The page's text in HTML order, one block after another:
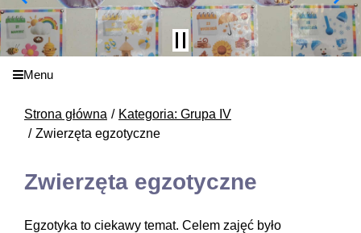
Menu
Strona główna
Kategoria: Grupa IV
Zwierzęta egzotyczne
Zwierzęta egzotyczne
Egzotyka to ciekawy temat. Celem zajęć było